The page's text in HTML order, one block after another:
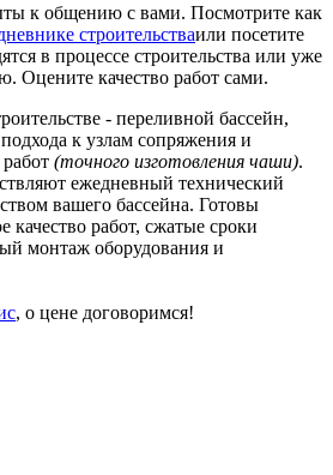
к общению с вами. Посмотрите как
строительстваили посетите
в процессе строительства или уже
Оцените качество работ сами.
- переливной бассейн,
к узлам сопряжения и
(точного изготовления чаши).
ежедневный технический
вашего бассейна. Готовы
качество работ, сжатые сроки
монтаж оборудования и
, о цене договоримся!